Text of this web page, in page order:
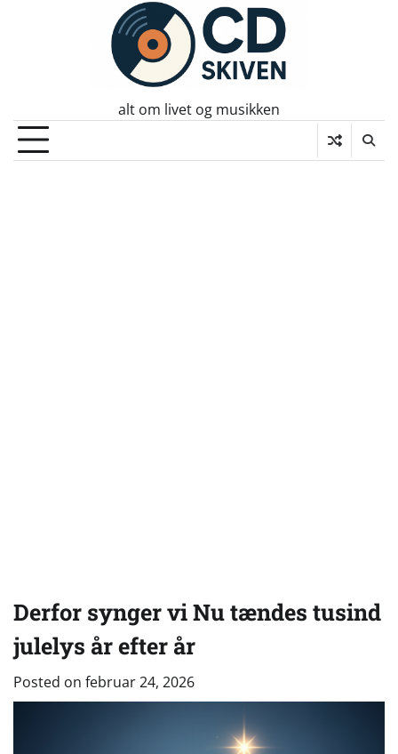
alt om livet og musikken
Derfor synger vi Nu tændes tusind
julelys år efter år
Posted on februar 24, 2026